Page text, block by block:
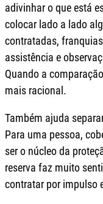
adivinhar o que está
colocar lado a lado
contratadas,
assistência e
Quando a
mais racional.
Também ajuda
Para uma pessoa,
ser o núcleo da
reserva faz muito
contratar por impulso